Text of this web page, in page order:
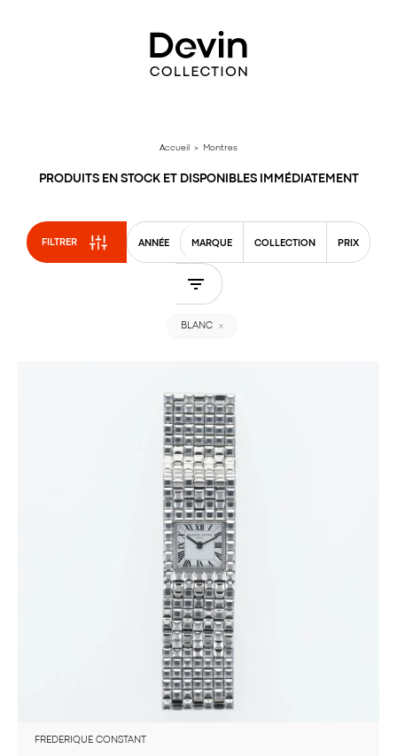
Accueil > Montres
PRODUITS EN STOCK ET DISPONIBLES IMMÉDIATEMENT
FILTRER ANNÉE MARQUE COLLECTION PRIX
BLANC
FREDERIQUE CONSTANT